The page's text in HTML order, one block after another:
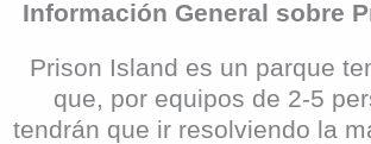
Información General sobre
Prison Island es un parque
que, por equipos de 2-5
tendrán que ir resolviendo la